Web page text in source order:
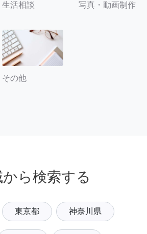
生活相談 写真・動画制作
その他
ら検索する
東京都 神奈川県